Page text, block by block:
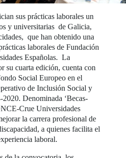
sus prácticas laborales un
y universitarias de Galicia,
que han obtenido una
laborales de Fundación
Españolas. La
su cuarta edición, cuenta con
Social Europeo en el
de Inclusión Social y
Denominada ‘Becas-
Crue Universidades
la carrera profesional de
a quienes facilita el
laboral.